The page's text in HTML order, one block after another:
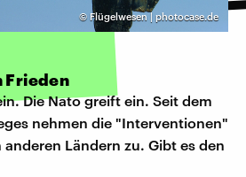
© Flügelwesen | photocase.de
Frieden
Die Nato greift ein. Seit dem
nehmen die "Interventionen"
Ländern zu. Gibt es den